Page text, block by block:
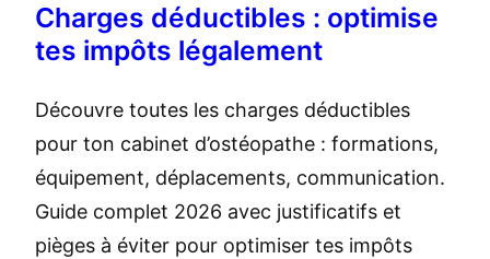
Charges déductibles : optimise
tes impôts légalement
Découvre toutes les charges déductibles
pour ton cabinet d’ostéopathe : formations,
équipement, déplacements, communication.
Guide complet 2026 avec justificatifs et
pièges à éviter pour optimiser tes impôts